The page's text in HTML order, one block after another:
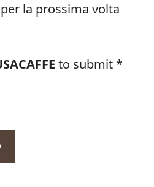
la prossima volta
to submit *